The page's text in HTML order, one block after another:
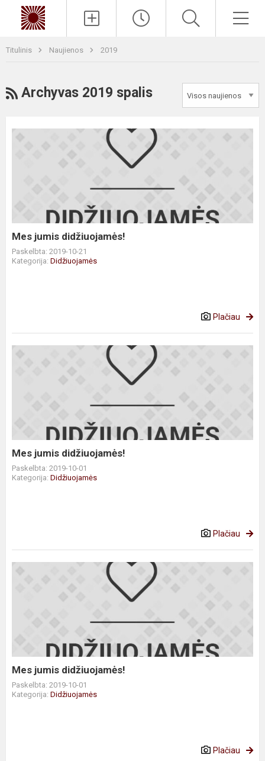
Titulinis Naujienos 2019
RSS
Archyvas 2019 spalis
Mes
Mes jumis didžiuojamės!
Paskelbta: 2019-10-21
Kategorija: Didžiuojamės
Plačiau
Mes
Mes jumis didžiuojamės!
Paskelbta: 2019-10-01
Kategorija: Didžiuojamės
Plačiau
Mes
Mes jumis didžiuojamės!
Paskelbta: 2019-10-01
Kategorija: Didžiuojamės
Plačiau